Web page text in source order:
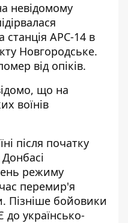
невідомому
станція АРС-14 в
Новгородське.
від опіків.
що на
воїнів
після початку
режиму
перемир'я
Пізніше бойовики
українсько-